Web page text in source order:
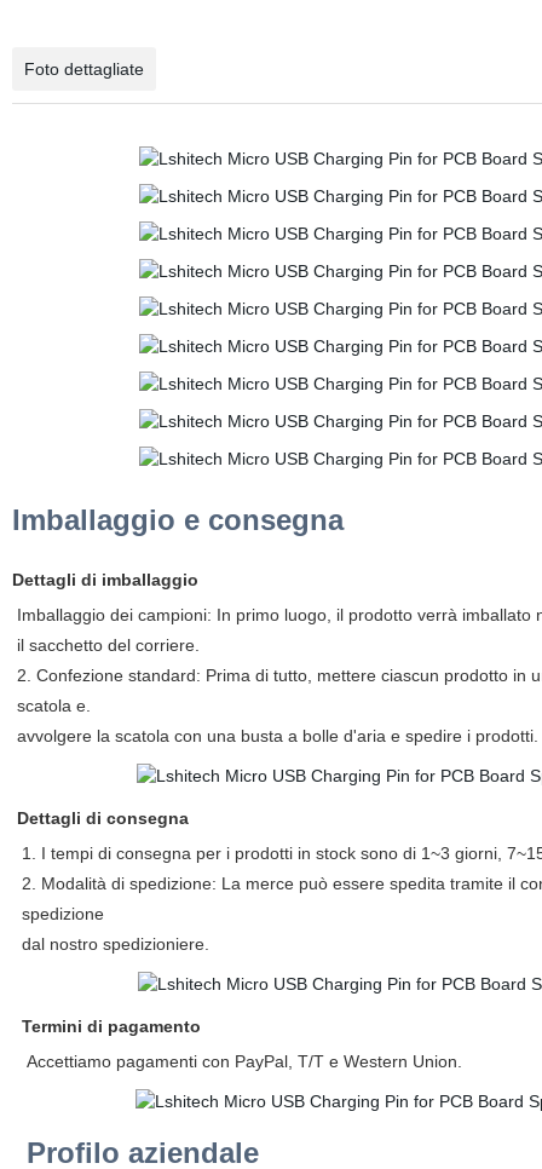
Foto dettagliate
Imballaggio e consegna
Dettagli di imballaggio
Imballaggio dei campioni: In primo luogo, il prodotto verrà
il sacchetto del corriere.
2. Confezione standard: Prima di tutto, mettere ciascun prodotto in
scatola e.
avvolgere la scatola con una busta a bolle d'aria e spedire i prodotti.
Dettagli di consegna
1. I tempi di consegna per i prodotti in stock sono di 1~3 giorni,
2. Modalità di spedizione: La merce può essere spedita tramite il
spedizione
dal nostro spedizioniere.
Termini di pagamento
Accettiamo pagamenti con PayPal, T/T e Western Union.
Profilo aziendale